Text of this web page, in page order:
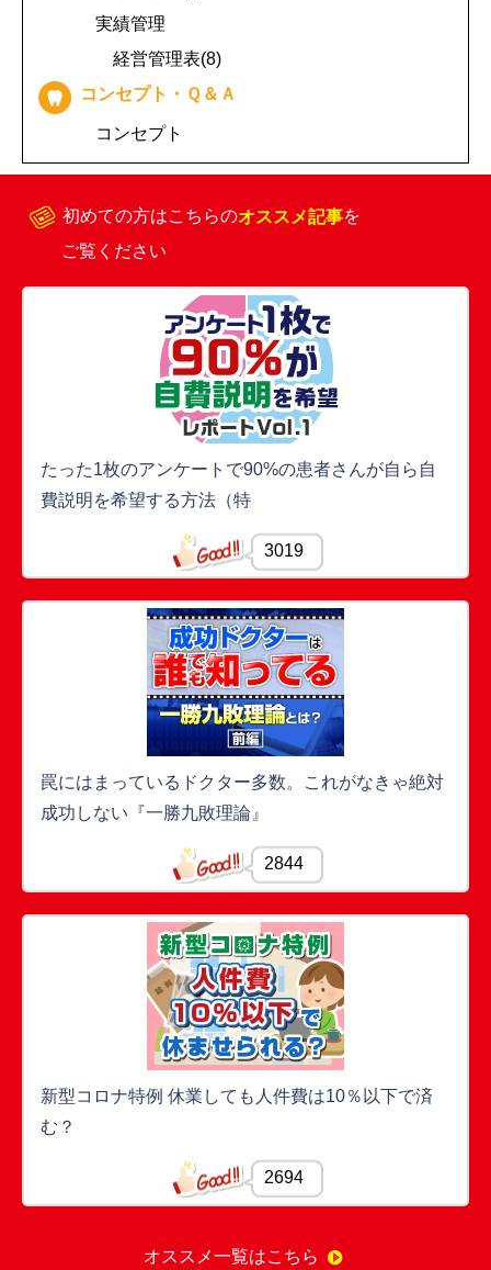
実績管理
経営管理表(8)
コンセプト・Ｑ＆Ａ
コンセプト
初めての方はこちらのオススメ記事を
ご覧ください
たった1枚のアンケートで90%の患者さんが自ら自
費説明を希望する方法（特
3019
罠にはまっているドクター多数。これがなきゃ絶対
成功しない『一勝九敗理論』
2844
新型コロナ特例 休業しても人件費は10％以下で済
む？
2694
オススメ一覧はこちら